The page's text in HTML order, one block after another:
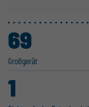
Großgerät
69
1